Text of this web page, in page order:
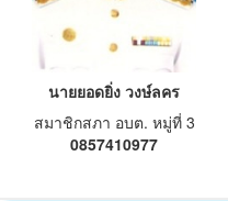
นายยอดยิ่ง วงษ์ลคร
สมาชิกสภา อบต. หมู่ที่ 3
0857410977